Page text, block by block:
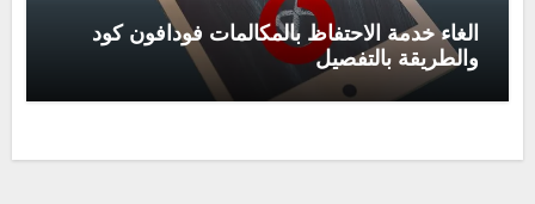
الغاء خدمة الاحتفاظ بالمكالمات فودافون كود
والطريقة بالتفصيل